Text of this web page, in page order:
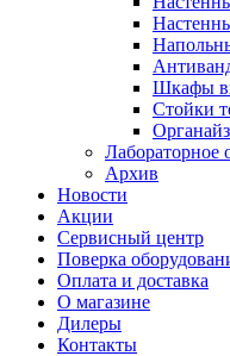
Шкафы
Стойки
Лабораторное
Архив
Новости
Акции
Сервисный центр
Поверка
Оплата и доставка
О магазине
Дилеры
Контакты